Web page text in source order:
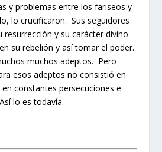
y problemas entre los fariseos y
lo crucificaron. Sus seguidores
resurrección y su carácter divino
su rebelión y así tomar el poder.
muchos adeptos. Pero
esos adeptos no consistió en
constantes persecuciones e
lo es todavía.